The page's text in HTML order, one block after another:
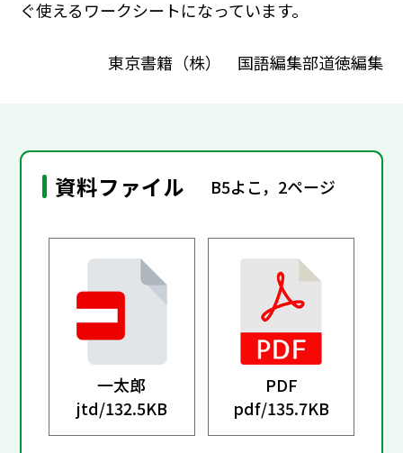
ぐ使えるワークシートになっています。
東京書籍（株） 国語編集部道徳編集
資料ファイル B5よこ，2ページ
一太郎
jtd/132.5KB
PDF
pdf/135.7KB